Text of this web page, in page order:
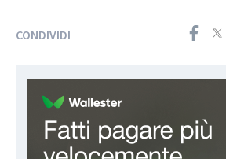
CONDIVIDI